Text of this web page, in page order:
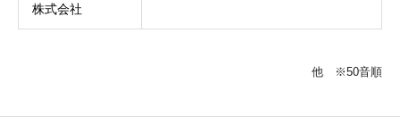
株式会社
他 ※50音順